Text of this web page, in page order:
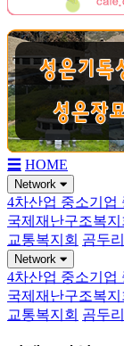
☰ HOME
Network
4차산업 중소기업
국제재난구조복지
교통복지회 곰두
Network
4차산업 중소기업
국제재난구조복지
교통복지회 곰두